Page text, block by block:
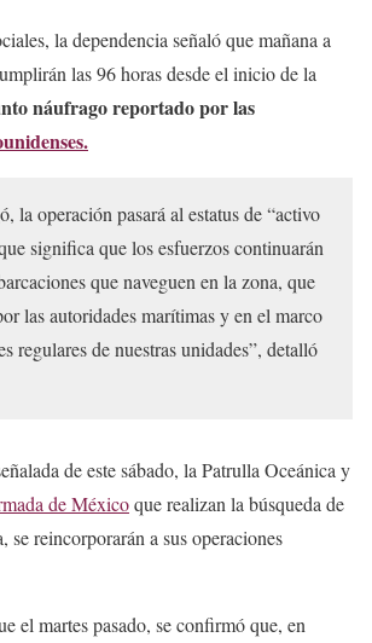
la dependencia señaló que mañana a
las 96 horas desde el inicio de la
náufrago reportado por las
la operación pasará al estatus de “activo
significa que los esfuerzos continuarán
que naveguen en la zona, que
las autoridades marítimas y en el marco
regulares de nuestras unidades”, detalló
de este sábado, la Patrulla Oceánica y
de Méxicoque realizan la búsqueda de
se reincorporarán a sus operaciones
el martes pasado, se confirmó que, en